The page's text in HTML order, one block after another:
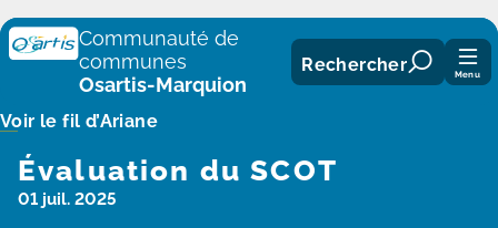
Panneau de gestion des cookies
Communauté de
communes
Osartis-Marquion
Rechercher Menu
Voir le fil d’Ariane
Évaluation du SCOT
01 juil. 2025